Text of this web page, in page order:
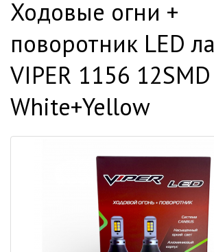
Ходовые огни +
поворотник LED
VIPER 1156 12SMD
White+Yellow